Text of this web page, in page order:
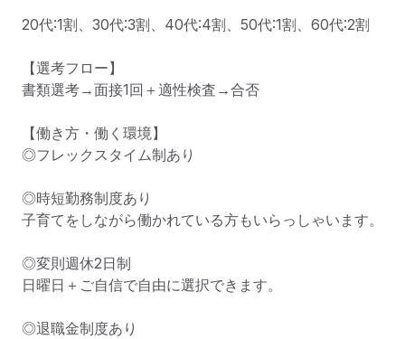
20代:1割、30代:3割、40代:4割、50代:1割、60代:2割
【選考フロー】
書類選考→面接1回＋適性検査→合否
【働き方・働く環境】
◎フレックスタイム制あり
◎時短勤務制度あり
子育てをしながら働かれている方もいらっしゃいます。
◎変則週休2日制
日曜日＋ご自信で自由に選択できます。
◎退職金制度あり